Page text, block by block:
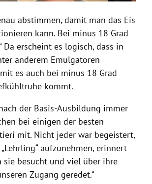
abstimmen, damit man das Eis
kann. Bei minus 18 Grad
Da erscheint es logisch, dass in
anderem Emulgatoren
es auch bei minus 18 Grad
kommt.
der Basis-Ausbildung immer
bei einigen der besten
mit. Nicht jeder war begeistert,
aufzunehmen, erinnert
sie besucht und viel über ihre
Zugang geredet.“